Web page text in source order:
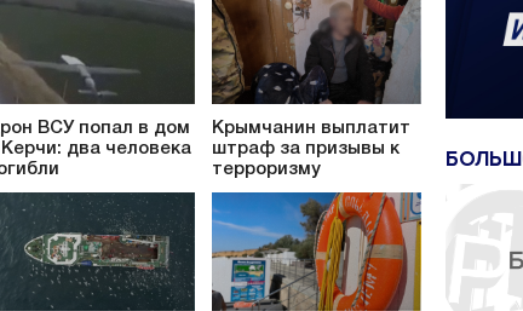
ВСУ попал в дом
Керчи: два человека
Крымчанин выплатит
штраф за призывы к
терроризму